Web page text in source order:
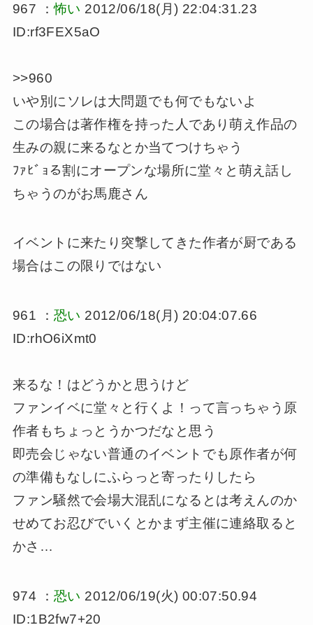
967 ：怖い 2012/06/18(月) 22:04:31.23
ID:rf3FEX5aO
>>960
いや別にソレは大問題でも何でもないよ
この場合は著作権を持った人であり萌え作品の
生みの親に来るなとか当てつけちゃう
ﾌｧﾋﾞｮる割にオープンな場所に堂々と萌え話し
ちゃうのがお馬鹿さん
イベントに来たり突撃してきた作者が厨である
場合はこの限りではない
961 ： 恐い 2012/06/18(月) 20:04:07.66
ID:rhO6iXmt0
来るな！はどうかと思うけど
ファンイベに堂々と行くよ！って言っちゃう原
作者もちょっとうかつだなと思う
即売会じゃない普通のイベントでも原作者が何
の準備もなしにふらっと寄ったりしたら
ファン騒然で会場大混乱になるとは考えんのか
せめてお忍びでいくとかまず主催に連絡取ると
かさ…
974 ： 恐い 2012/06/19(火) 00:07:50.94
ID:1B2fw7+20